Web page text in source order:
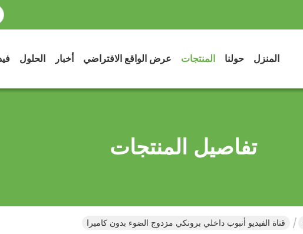
المنزل حولنا المنتجات عرض الواقع الافتراضي أخبار الحلول
تفاصيل المنتجات
قناة الفيديو أنبوب داخلي برونكي مزدوج الضوء بدون كاميرا